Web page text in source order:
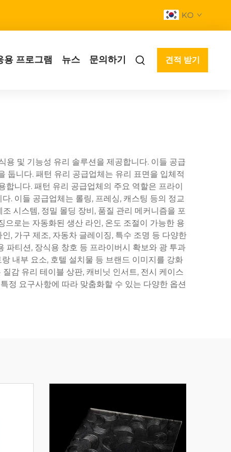
KO
용 프로그램 뉴스 문의하기 견적 받기
및 기능성 유리 솔루션을 제공합니다. 이들 공급
둡니다. 패턴 유리 공급업체는 유리 표면을 입체적
니다. 패턴 유리 공급업체의 주요 역할은 프라이
. 이들 공급업체는 롤링, 프레싱, 캐스팅 등의 정교
시스템, 정밀 몰딩 장비, 품질 관리 메커니즘을 포
로는 자동화된 생산 라인, 온도 조절이 가능한 용
, 가구 제조, 자동차 글레이징, 특수 조명 등 다양한
파티션, 장식용 창호 등 프라이버시 확보와 광 투과
내부 요소, 호텔 설치물 등 브랜드 이미지를 강화
감 유리 테이블 상판, 캐비닛 인서트, 전시 케이스
정 요구사항에 따라 맞춤화할 수 있는 다양한 옵션